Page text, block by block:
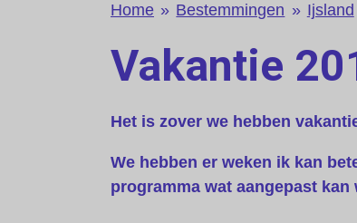
Home » Bestemmingen » Ijsland
Vakantie
Het is zover we hebben
We hebben er weken ik kan
programma wat aangepast